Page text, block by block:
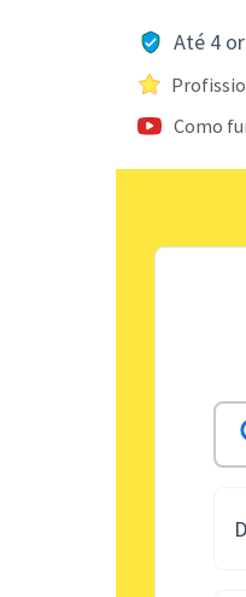
Até 4
Como